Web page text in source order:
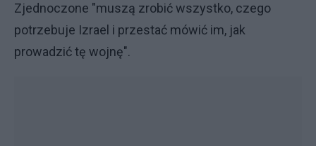
Zjednoczone "muszą zrobić wszystko, czego
potrzebuje Izrael i przestać mówić im, jak
prowadzić tę wojnę".